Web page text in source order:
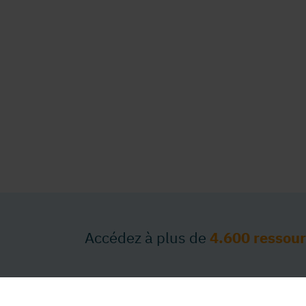
Accédez à plus de 4.600